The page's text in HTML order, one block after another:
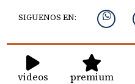
SIGUENOS EN:
videos premium